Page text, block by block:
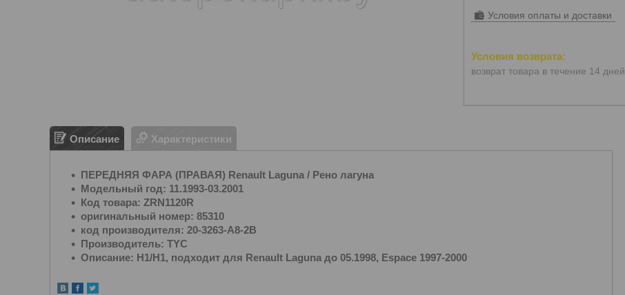
Условия оплаты и доставки
возврат товара в течение 14 дней
Описание Характеристики
ПЕРЕДНЯЯ ФАРА (ПРАВАЯ) Renault Laguna / Рено лагуна
Модельный год: 11.1993-03.2001
Код товара: ZRN1120R
оригинальный номер: 85310
код производителя: 20-3263-A8-2B
Производитель: TYC
Описание: Н1/Н1, подходит для Renault Laguna до 05.1998, Espace 1997-2000